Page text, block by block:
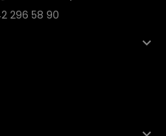
296 58 90